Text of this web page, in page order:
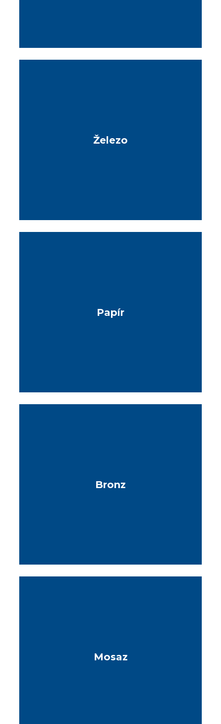
Železo
Papír
Bronz
Mosaz